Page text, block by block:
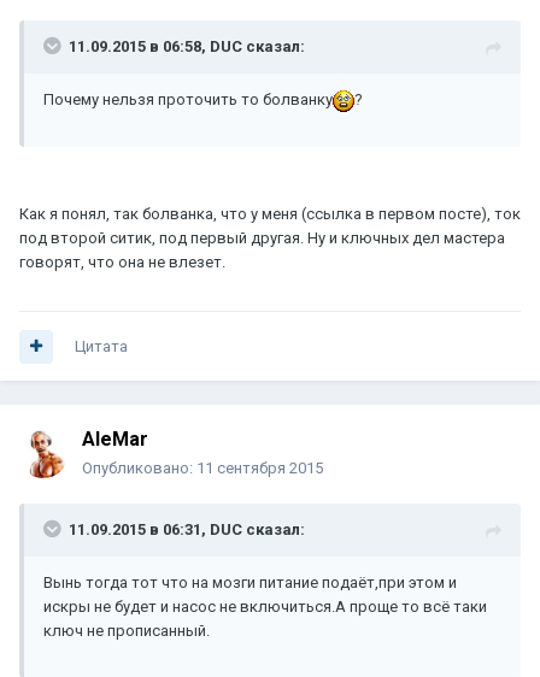
11.09.2015 в 06:58, DUC сказал:
Почему нельзя проточить то болванку ?
Как я понял, так болванка, что у меня (ссылка в первом посте), ток
под второй ситик, под первый другая. Ну и ключных дел мастера
говорят, что она не влезет.
Цитата
AleMar
Опубликовано: 11 сентября 2015
11.09.2015 в 06:31, DUC сказал:
Вынь тогда тот что на мозги питание подаёт,при этом и
искры не будет и насос не включиться.А проще то всё таки
ключ не прописанный.